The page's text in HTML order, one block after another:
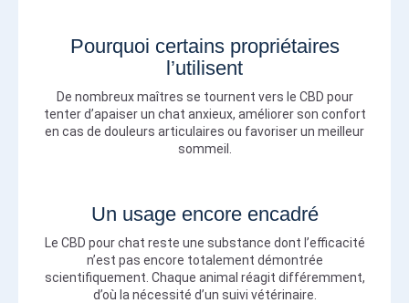
Pourquoi certains propriétaires
l’utilisent
De nombreux maîtres se tournent vers le CBD pour
tenter d’apaiser un chat anxieux, améliorer son confort
en cas de douleurs articulaires ou favoriser un meilleur
sommeil.
Un usage encore encadré
Le CBD pour chat reste une substance dont l’efficacité
n’est pas encore totalement démontrée
scientifiquement. Chaque animal réagit différemment,
d’où la nécessité d’un suivi vétérinaire.